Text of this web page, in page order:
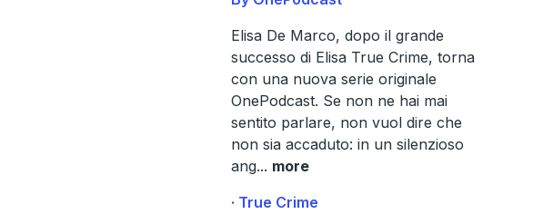
Elisa De Marco, dopo il grande
successo di Elisa True Crime, torna
con una nuova serie originale
OnePodcast. Se non ne hai mai
sentito parlare, non vuol dire che
non sia accaduto: in un silenzioso
ang... more
· True Crime